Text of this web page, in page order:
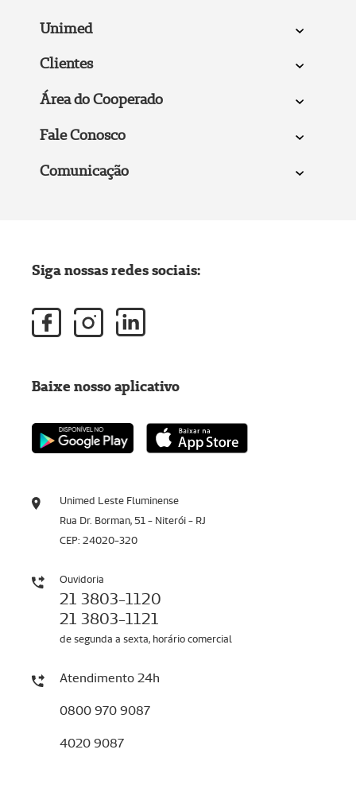
Unimed
Clientes
Área do Cooperado
Fale Conosco
Comunicação
Unimed Leste Fluminense
Rua Dr. Borman, 51 - Niterói - RJ
CEP: 24020-320
Ouvidoria
21 3803-1120
21 3803-1121
de segunda a sexta, horário comercial
Atendimento 24h
0800 970 9087
4020 9087
Siga nossas redes sociais:
Baixe nosso aplicativo